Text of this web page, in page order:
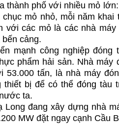
thành phố với nhiều mỏ
chục mỏ nhỏ, mỗi năm khai
với các mỏ là các nhà
cảng.
mạnh công nghiệp đóng
phẩm hải sản. Nhà máy
53.000 tấn, là nhà máy
thiết bị để có thể đóng tàu
ta.
Long đang xây dựng nhà
MW đặt ngay cạnh Cầu